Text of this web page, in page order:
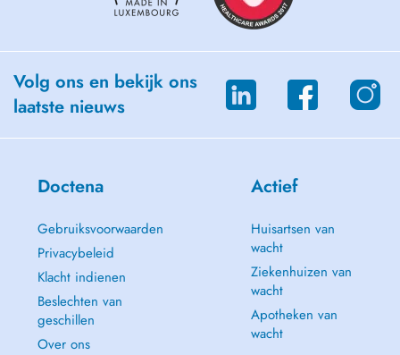
Volg ons en bekijk ons
laatste nieuws
Doctena
Gebruiksvoorwaarden
Privacybeleid
Klacht indienen
Beslechten van
geschillen
Over ons
Actief
Huisartsen van
wacht
Ziekenhuizen van
wacht
Apotheken van
wacht